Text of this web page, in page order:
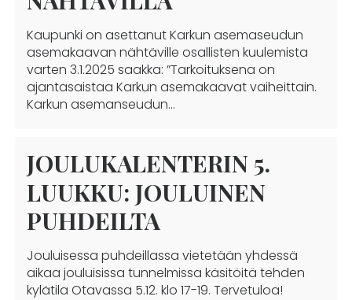
Kaupunki on asettanut Karkun asemaseudun
asemakaavan nähtäville osallisten kuulemista
varten 3.1.2025 saakka: ”Tarkoituksena on
ajantasaistaa Karkun asemakaavat vaiheittain.
Karkun asemanseudun…
JOULUKALENTERIN 5.
LUUKKU: JOULUINEN
PUHDEILTA
Jouluisessa puhdeillassa vietetään yhdessä
aikaa jouluisissa tunnelmissa käsitöitä tehden
kylätila Otavassa 5.12. klo 17-19. Tervetuloa!